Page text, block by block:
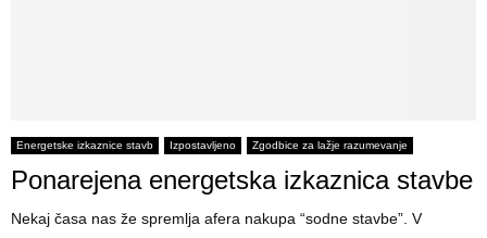
Energetske izkaznice stavb Izpostavljeno Zgodbice za lažje razumevanje
Ponarejena energetska izkaznica stavbe
Nekaj časa nas že spremlja afera nakupa “sodne stavbe”. V